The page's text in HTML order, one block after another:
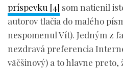
príspevku [4] som natienil
autorov tlačia do malého
nespomenul Vít). Jedným z
nezdravá preferencia
väčšinový) a to hlavne preto,